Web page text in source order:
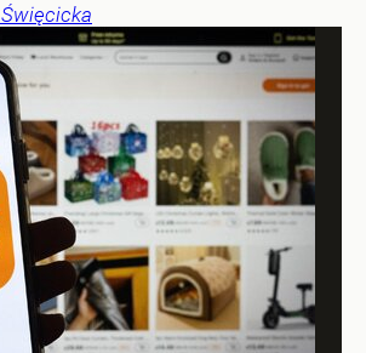
Święcicka